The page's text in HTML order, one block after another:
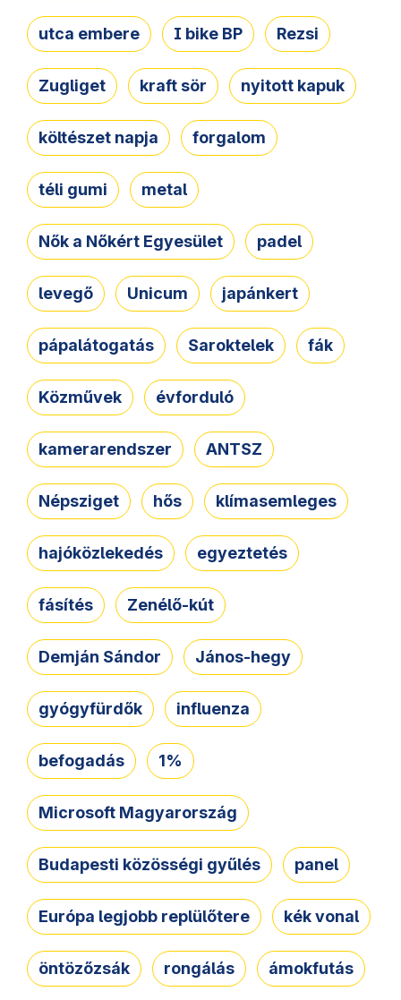
utca embere I bike BP Rezsi
Zugliget kraft sör nyitott kapuk
költészet napja forgalom
téli gumi metal
Nők a Nőkért Egyesület padel
levegő Unicum japánkert
pápalátogatás Saroktelek fák
Közművek évforduló
kamerarendszer ANTSZ
Népsziget hős klímasemleges
hajóközlekedés egyeztetés
fásítés Zenélő-kút
Demján Sándor János-hegy
gyógyfürdők influenza
befogadás 1%
Microsoft Magyarország
Budapesti közösségi gyűlés panel
Európa legjobb replülőtere kék vonal
öntözőzsák rongálás ámokfutás